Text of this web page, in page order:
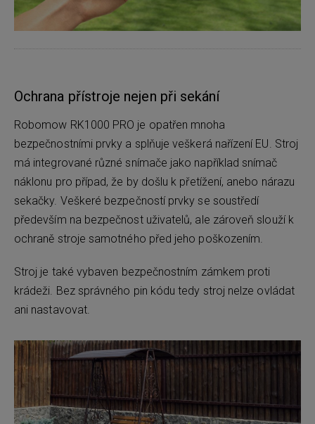
Ochrana přístroje nejen při sekání
Robomow RK1000 PRO je opatřen mnoha
bezpečnostními prvky a splňuje veškerá nařízení EU. Stroj
má integrované různé snímače jako například snímač
náklonu pro případ, že by došlu k přetížení, anebo nárazu
sekačky. Veškeré bezpečností prvky se soustředí
především na bezpečnost uživatelů, ale zároveň slouží k
ochraně stroje samotného před jeho poškozením.
Stroj je také vybaven bezpečnostním zámkem proti
krádeži. Bez správného pin kódu tedy stroj nelze ovládat
ani nastavovat.